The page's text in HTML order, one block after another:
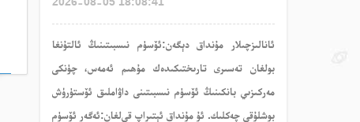
ئانالىزچىلار مۇنداقدېگەن:ئۆسۈم نىسبىتىنىڭ ئالتۇنغا
بولغان تەسىرى تارىختىكىدەك مۇھىم ئەمەس، چۈنكى
مەركىزىي بانكىنىڭ ئۆسۈم نىسبىتىنى داۋاملىق ئۆستۈرۈش
بوشلۇقى چەكلىك. ئۇ مۇنداق ئېتىراپ قىلغان:ئەگەر ئۆسۈم